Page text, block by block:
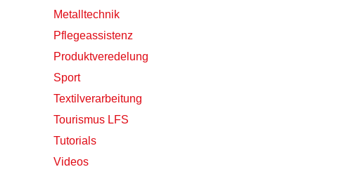
Metalltechnik
Pflegeassistenz
Produktveredelung
Sport
Textilverarbeitung
Tourismus LFS
Tutorials
Videos